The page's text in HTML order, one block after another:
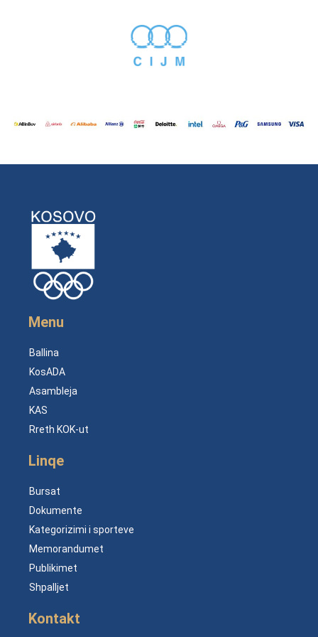
Menu
Ballina
KosADA
Asambleja
KAS
Rreth KOK-ut
Linqe
Bursat
Dokumente
Kategorizimi i sporteve
Memorandumet
Publikimet
Shpalljet
Kontakt